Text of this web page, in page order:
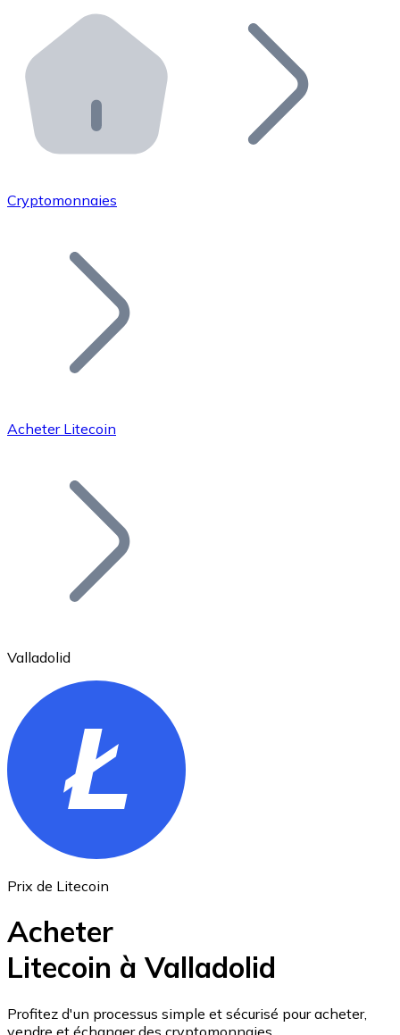
Distributeurs automatiques Bitnovo
Intégrez un ATM Bitnovo dans votre entreprise et
API Bitnovo
Intégrez notre API dans votre écosystème.
Rejoignez notre réseau de distributeurs et
Ajoutez le token de votre projet à notre service
Bitcoin
Ethereum
ETH
USD Coin
Cryptomonnaies
Acheter Litecoin
Valladolid
Prix de Litecoin
Acheter
Litecoin à Valladolid
Profitez d'un processus simple et sécurisé pour acheter,
vendre et échanger des cryptomonnaies.